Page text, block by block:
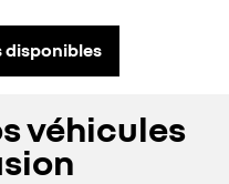
disponibles
véhicules